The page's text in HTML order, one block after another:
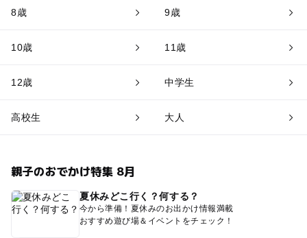
8歳 9歳
10歳 11歳
12歳 中学生
高校生 大人
親子のおでかけ特集 8月
夏休みどこ行く？何する？
今から準備！夏休みのお出かけ情報満載
おすすめ遊び場＆イベントをチェック！